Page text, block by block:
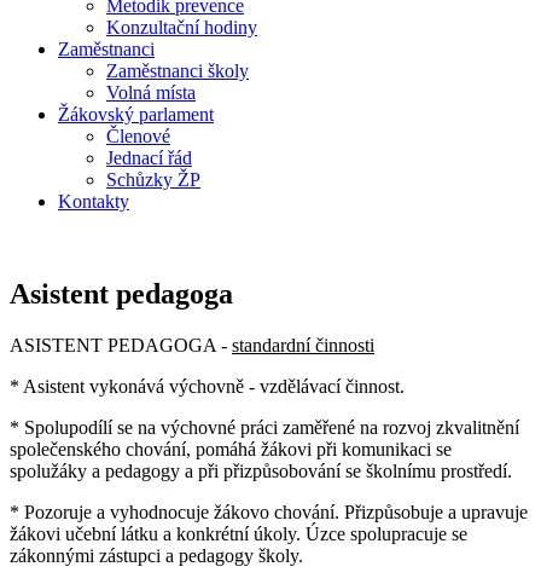
Metodik prevence
Konzultační hodiny
Zaměstnanci
Zaměstnanci školy
Volná místa
Žákovský parlament
Členové
Jednací řád
Schůzky ŽP
Kontakty
Asistent pedagoga
ASISTENT PEDAGOGA - standardní činnosti
* Asistent vykonává výchovně - vzdělávací činnost.
* Spolupodílí se na výchovné práci zaměřené na rozvoj zkvalitnění
společenského chování, pomáhá žákovi při komunikaci se
spolužáky a pedagogy a při přizpůsobování se školnímu prostředí.
* Pozoruje a vyhodnocuje žákovo chování. Přizpůsobuje a upravuje
žákovi učební látku a konkrétní úkoly. Úzce spolupracuje se
zákonnými zástupci a pedagogy školy.